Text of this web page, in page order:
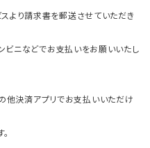
より請求書を郵送させていただき
ビニなどでお支払いをお願いいたし
他決済アプリでお支払いいただけ